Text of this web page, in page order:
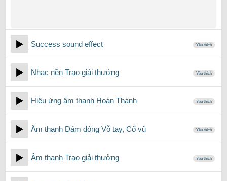
Success sound effect Yêu thích
Nhạc nền Trao giải thưởng Yêu thích
Hiệu ứng âm thanh Hoàn Thành Yêu thích
Âm thanh Đám đông Vỗ tay, Cổ vũ Yêu thích
Âm thanh Trao giải thưởng Yêu thích